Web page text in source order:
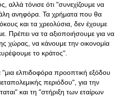
αλλά τόνισε ότι "συνεχίζουμε να
ανηφόρα. Τα χρήματα που θα
και τα χρεολύσια, δεν έχουμε
Πρέπει να τα αξιοποιήσουμε για να
χώρας, να κάνουμε την οικονομία
το κράτος".
ελπιδοφόρα προοπτική εξόδου
περιόδου", για την
και τη "στήριξη των εταίρων